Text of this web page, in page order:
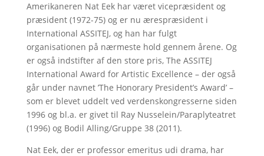
Amerikaneren Nat Eek har været vicepræsident og
præsident (1972-75) og er nu ærespræsident i
International ASSITEJ, og han har fulgt
organisationen på nærmeste hold gennem årene. Og
er også indstifter af den store pris, The ASSITEJ
International Award for Artistic Excellence – der også
går under navnet ’The Honorary President’s Award’ –
som er blevet uddelt ved verdenskongresserne siden
1996 og bl.a. er givet til Ray Nusselein/Paraplyteatret
(1996) og Bodil Alling/Gruppe 38 (2011).
Nat Eek, der er professor emeritus udi drama, har